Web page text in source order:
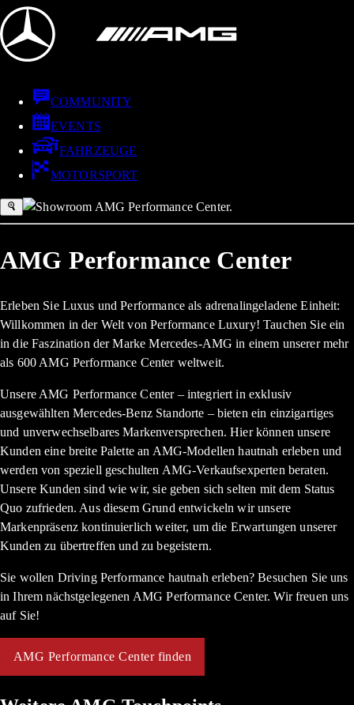
COMMUNITY
EVENTS
FAHRZEUGE
MOTORSPORT
AMG Performance Center
Erleben Sie Luxus und Performance als adrenalingeladene Einheit:
Willkommen in der Welt von Performance Luxury! Tauchen Sie ein
in die Faszination der Marke Mercedes-AMG in einem unserer mehr
als 600 AMG Performance Center weltweit.
Unsere AMG Performance Center ­– integriert in exklusiv
ausgewählten Mercedes-Benz Standorte – bieten ein einzigartiges
und unverwechselbares Markenversprechen. Hier können unsere
Kunden eine breite Palette an AMG-Modellen hautnah erleben und
werden von speziell geschulten AMG-Verkaufsexperten beraten.
Unsere Kunden sind wie wir, sie geben sich selten mit dem Status
Quo zufrieden. Aus diesem Grund entwickeln wir unsere
Markenpräsenz kontinuierlich weiter, um die Erwartungen unserer
Kunden zu übertreffen und zu begeistern.
Sie wollen Driving Performance hautnah erleben? Besuchen Sie uns
in Ihrem nächstgelegenen AMG Performance Center. Wir freuen uns
auf Sie!
AMG Performance Center finden